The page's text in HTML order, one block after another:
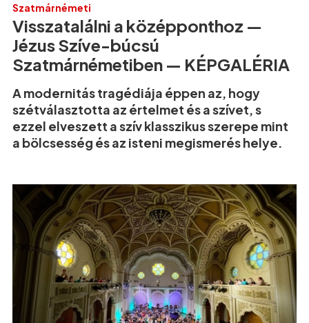
Szatmárnémeti
Visszatalálni a középponthoz —
Jézus Szíve-búcsú
Szatmárnémetiben — KÉPGALÉRIA
A modernitás tragédiája éppen az, hogy
szétválasztotta az értelmet és a szívet, s
ezzel elveszett a szív klasszikus szerepe mint
a bölcsesség és az isteni megismerés helye.